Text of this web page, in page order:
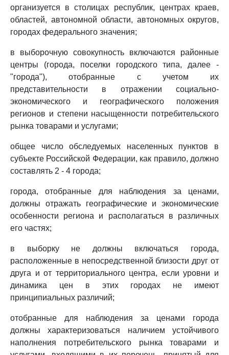
организуется в столицах республик, центрах краев,
областей, автономной области, автономных округов,
городах федерального значения;
в выборочную совокупность включаются районные
центры (города, поселки городского типа, далее -
"города"), отобранные с учетом их
представительности в отражении социально-
экономического и географического положения
регионов и степени насыщенности потребительского
рынка товарами и услугами;
общее число обследуемых населенных пунктов в
субъекте Российской Федерации, как правило, должно
составлять 2 - 4 города;
города, отобранные для наблюдения за ценами,
должны отражать географические и экономические
особенности региона и располагаться в различных
его частях;
в выборку не должны включаться города,
расположенные в непосредственной близости друг от
друга и от территориального центра, если уровни и
динамика цен в этих городах не имеют
принципиальных различий;
отобранные для наблюдения за ценами города
должны характеризоваться наличием устойчивого
наполнения потребительского рынка товарами и